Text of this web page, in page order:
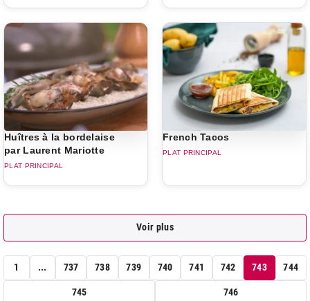
Huîtres à la bordelaise
par Laurent Mariotte
PLAT PRINCIPAL
French Tacos
PLAT PRINCIPAL
Voir plus
1 ... 737 738 739 740 741 742 743 744
745 746